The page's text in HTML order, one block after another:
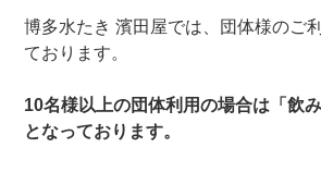
博多水たき 濱田屋では、団体様のご
ております。
10名様以上の団体利用の場合は「飲
となっております。